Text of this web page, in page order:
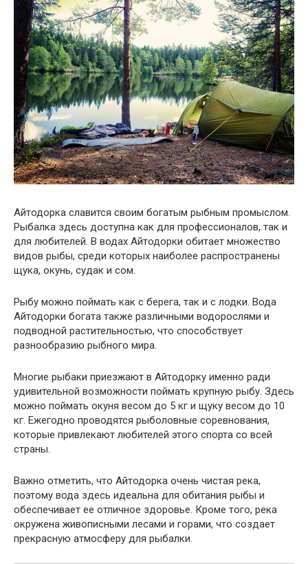
Айтодорка славится своим богатым рыбным промыслом.
Рыбалка здесь доступна как для профессионалов, так и
для любителей. В водах Айтодорки обитает множество
видов рыбы, среди которых наиболее распространены
щука, окунь, судак и сом.
Рыбу можно поймать как с берега, так и с лодки. Вода
Айтодорки богата также различными водорослями и
подводной растительностью, что способствует
разнообразию рыбного мира.
Многие рыбаки приезжают в Айтодорку именно ради
удивительной возможности поймать крупную рыбу. Здесь
можно поймать окуня весом до 5 кг и щуку весом до 10
кг. Ежегодно проводятся рыболовные соревнования,
которые привлекают любителей этого спорта со всей
страны.
Важно отметить, что Айтодорка очень чистая река,
поэтому вода здесь идеальна для обитания рыбы и
обеспечивает ее отличное здоровье. Кроме того, река
окружена живописными лесами и горами, что создает
прекрасную атмосферу для рыбалки.